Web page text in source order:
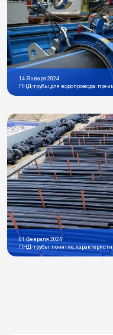
14 Января 2024
ПНД-трубы для водопровода:
01 Февраля 2024
ПНД-трубы: понятие,